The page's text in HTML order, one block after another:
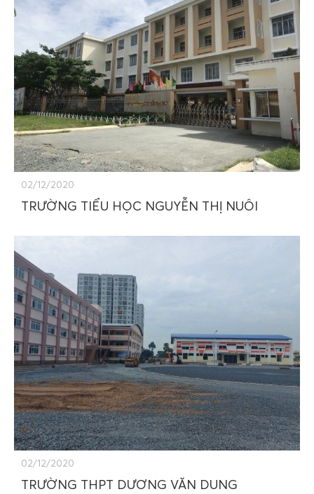
02/12/2020
TRƯỜNG TIỂU HỌC NGUYỄN THỊ NUÔI
02/12/2020
TRƯỜNG THPT DƯƠNG VĂN DUNG